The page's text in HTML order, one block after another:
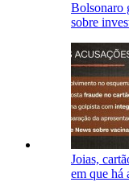
Bolsonaro
sobre
Joias,
em que há